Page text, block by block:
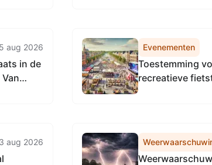
5 aug 2026
in de
Evenementen
Toestemming
recreatieve
3 aug 2026